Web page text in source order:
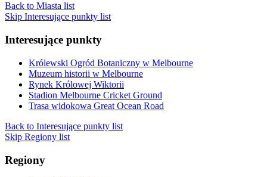
Back to Miasta list
Skip Interesujące punkty list
Interesujące punkty
Królewski Ogród Botaniczny w Melbourne
Muzeum historii w Melbourne
Rynek Królowej Wiktorii
Stadion Melbourne Cricket Ground
Trasa widokowa Great Ocean Road
Back to Interesujące punkty list
Skip Regiony list
Regiony